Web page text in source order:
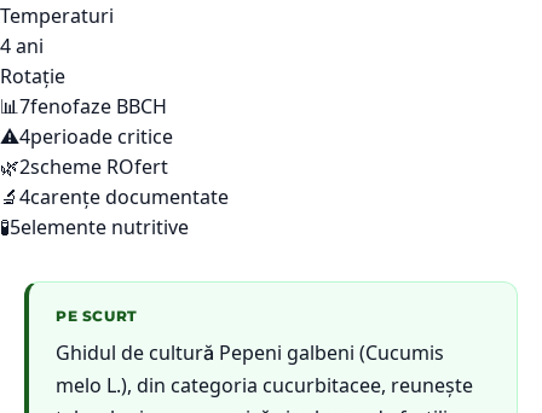
Temperaturi
4 ani
Rotație
📊7fenofaze BBCH
⚠️4perioade critice
🌿2scheme ROfert
🔬4carențe documentate
🧪5elemente nutritive
PE SCURT
Ghidul de cultură Pepeni galbeni (Cucumis
melo L.), din categoria cucurbitacee, reunește